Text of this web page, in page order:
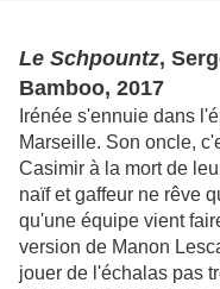
Le Schpountz,
Bamboo, 2017
Irénée s'ennuie dans
Marseille. Son oncle,
Casimir à la mort de
naïf et gaffeur ne rêve
qu'une équipe vient
version de Manon
jouer de l'échalas pas